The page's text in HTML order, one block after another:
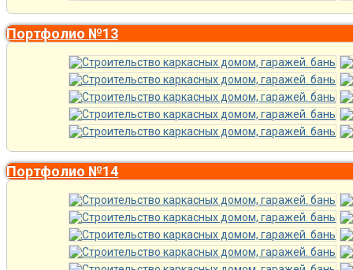
Портфолио №13
Портфолио №14